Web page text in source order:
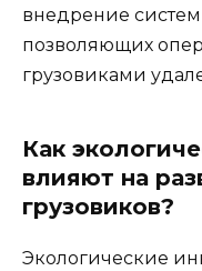
внедрение систем
позволяющих
грузовиками
Как
влияют на
грузовиков?
Экологические